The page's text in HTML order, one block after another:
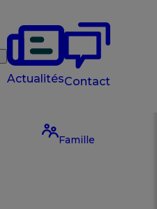
Rechercher
ActualitésContact
Famille